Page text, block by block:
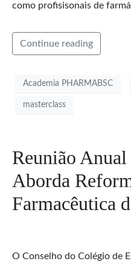
como profisisonais de
Continue reading
Academia PHARMABSC
masterclass
Reunião
Aborda
Farmacêutica
O Conselho do Colégio de